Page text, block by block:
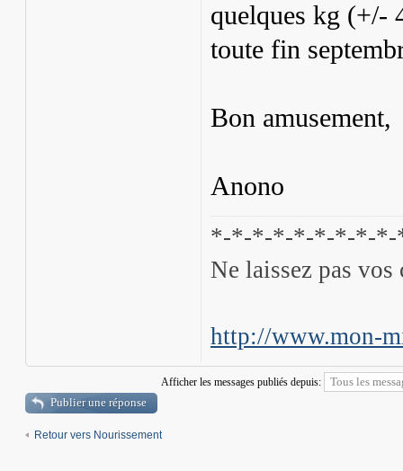
quelques kg (+/-
toute fin
Bon amusement,
Anono
*-*-*-*-*-*-*-*-
Ne laissez pas
http://www.mon-
Afficher les messages publiés depuis:
Publier une réponse
Retour vers Nourissement